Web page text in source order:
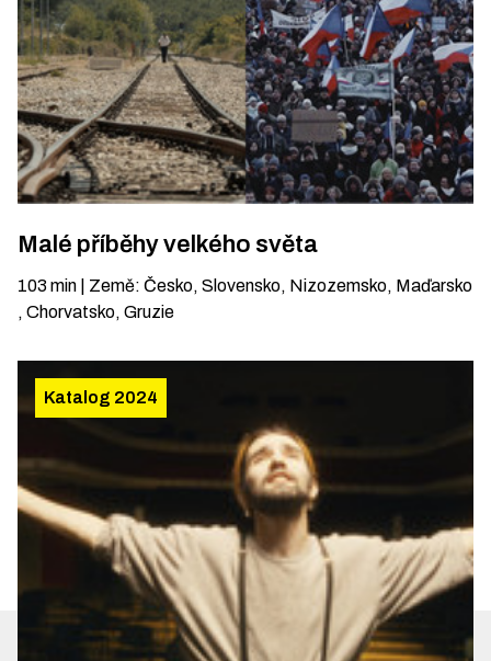
Malé příběhy velkého světa
103 min Země: Česko, Slovensko, Nizozemsko, Maďarsko
, Chorvatsko, Gruzie
Katalog 2024